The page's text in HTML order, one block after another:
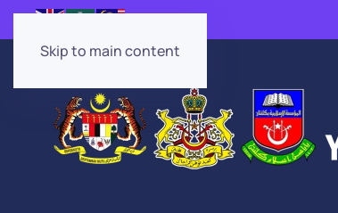
Skip to main content